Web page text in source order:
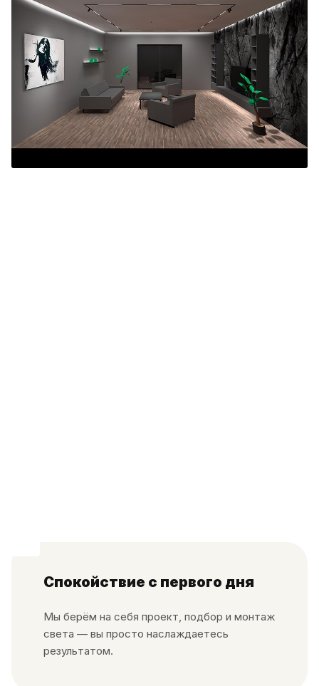
Спокойствие с первого дня
Мы берём на себя проект, подбор и монтаж
света — вы просто наслаждаетесь
результатом.